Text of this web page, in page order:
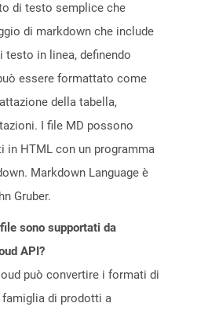
di testo semplice che
di markdown che include
testo in linea, definendo
essere formattato come
della tabella,
I file MD possono
in HTML con un programma
Markdown Language è
Gruber.
sono supportati da
API?
può convertire i formati di
di prodotti a